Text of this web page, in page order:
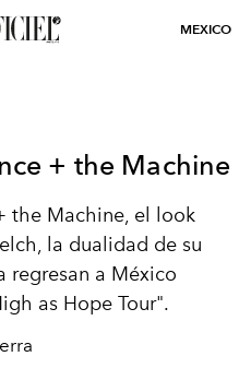
MEXICO
+ the Machine
the Machine, el look
la dualidad de su
regresan a México
as Hope Tour".